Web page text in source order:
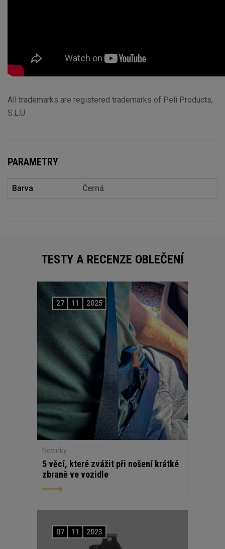
All trademarks are registered trademarks of Peli Products,
S.L.U
PARAMETRY
Barva Černá
TESTY A RECENZE OBLEČENÍ
27 11 2025
Novinky
5 věcí, které zvážit při nošení krátké
zbraně ve vozidle
07 11 2023